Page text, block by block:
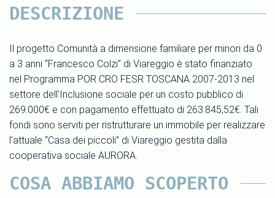
DESCRIZIONE
Il progetto Comunità a dimensione familiare per minori da 0
a 3 anni “Francesco Colzi” di Viareggio è stato finanziato
nel Programma POR CRO FESR TOSCANA 2007-2013 nel
settore dell'Inclusione sociale per un costo pubblico di
269.000€ e con pagamento effettuato di 263.845,52€. Tali
fondi sono serviti per ristrutturare un immobile per realizzare
l'attuale “Casa dei piccoli” di Viareggio gestita dalla
cooperativa sociale AURORA.
COSA ABBIAMO SCOPERTO